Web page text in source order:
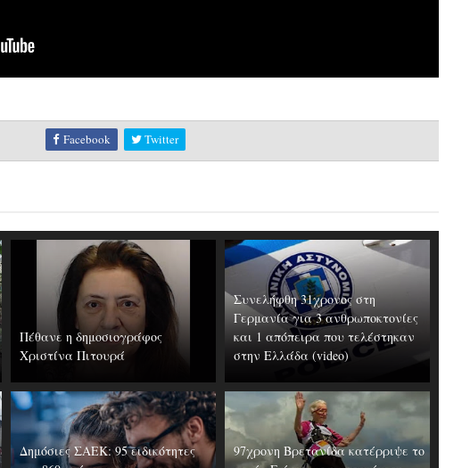
Facebook Twitter
Πέθανε η δημοσιογράφος
Χριστίνα Πιτουρά
Συνελήφθη 31χρονος στη
Γερμανία για 3 ανθρωποκτονίες
και 1 απόπειρα που τελέστηκαν
στην Ελλάδα (video)
Δημόσιες ΣΑΕΚ: 95 ειδικότητες
97χρονη Βρετανίδα κατέρριψε το